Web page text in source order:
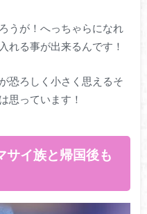
うが！へっちゃらになれ
れる事が出来るんです！
恐ろしく小さく思えるそ
思っています！
サイ族と帰国後も